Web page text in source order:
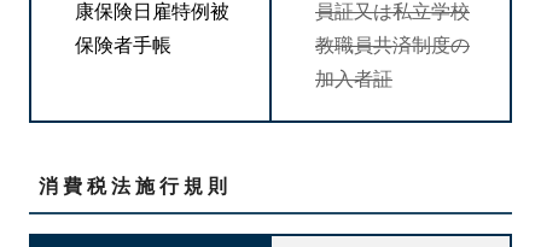
康保険日雇特例被
保険者手帳
員証又は私立学校
教職員共済制度の
加入者証
消費税法施行規則